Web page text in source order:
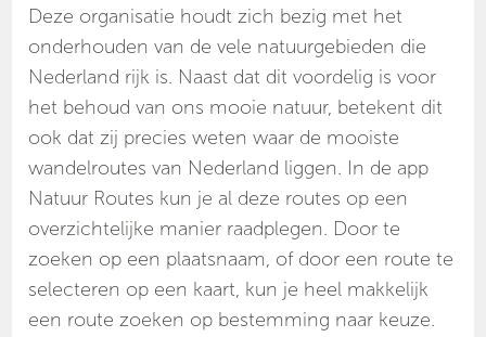
Deze organisatie houdt zich bezig met het
onderhouden van de vele natuurgebieden die
Nederland rijk is. Naast dat dit voordelig is voor
het behoud van ons mooie natuur, betekent dit
ook dat zij precies weten waar de mooiste
wandelroutes van Nederland liggen. In de app
Natuur Routes kun je al deze routes op een
overzichtelijke manier raadplegen. Door te
zoeken op een plaatsnaam, of door een route te
selecteren op een kaart, kun je heel makkelijk
een route zoeken op bestemming naar keuze.